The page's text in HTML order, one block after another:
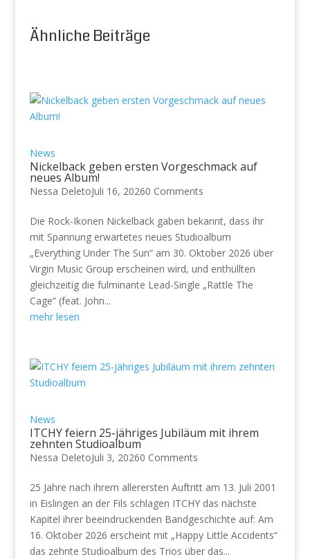
Ähnliche Beiträge
News
Nickelback geben ersten Vorgeschmack auf
neues Album!
Nessa DeletoJuli 16, 20260 Comments
Die Rock-Ikonen Nickelback gaben bekannt, dass ihr
mit Spannung erwartetes neues Studioalbum
„Everything Under The Sun“ am 30. Oktober 2026 über
Virgin Music Group erscheinen wird, und enthüllten
gleichzeitig die fulminante Lead-Single „Rattle The
Cage“ (feat. John...
mehr lesen
News
ITCHY feiern 25-jähriges Jubiläum mit ihrem
zehnten Studioalbum
Nessa DeletoJuli 3, 20260 Comments
25 Jahre nach ihrem allerersten Auftritt am 13. Juli 2001
in Eislingen an der Fils schlagen ITCHY das nächste
Kapitel ihrer beeindruckenden Bandgeschichte auf: Am
16. Oktober 2026 erscheint mit „Happy Little Accidents“
das zehnte Studioalbum des Trios über das...